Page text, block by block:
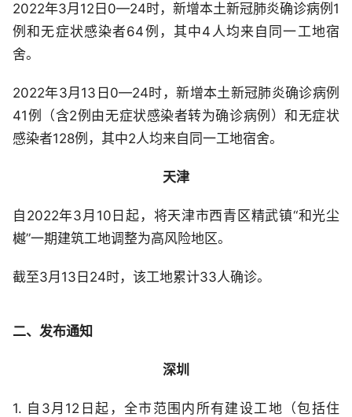
2022年3月12日0—24时，新增本土新冠肺炎确诊病例1
例和无症状感染者64例，其中4人均来自同一工地宿
舍。
2022年3月13日0—24时，新增本土新冠肺炎确诊病例
41例（含2例由无症状感染者转为确诊病例）和无症状
感染者128例，其中2人均来自同一工地宿舍。
天津
自2022年3月10日起，将天津市西青区精武镇“和光尘
樾”一期建筑工地调整为高风险地区。
截至3月13日24时，该工地累计33人确诊。
二、发布通知
深圳
1. 自3月12日起，全市范围内所有建设工地（包括住